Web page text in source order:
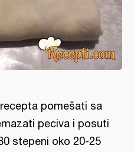
pomešati sa
peciva i posuti
stepeni oko 20-25